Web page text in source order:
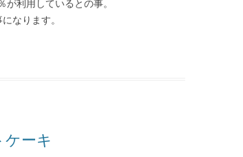
利用しているとの事。
なります。
ーキ